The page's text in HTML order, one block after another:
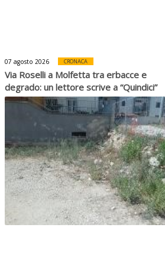
07 agosto 2026 CRONACA
Via Roselli a Molfetta tra erbacce e
degrado: un lettore scrive a “Quindici”